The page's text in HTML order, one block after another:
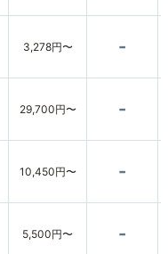
3,278円〜 -
29,700円〜 -
10,450円〜 -
5,500円〜 -